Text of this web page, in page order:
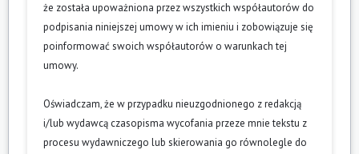
że została upoważniona przez wszystkich współautorów do
podpisania niniejszej umowy w ich imieniu i zobowiązuje się
poinformować swoich współautorów o warunkach tej
umowy.
Oświadczam, że w przypadku nieuzgodnionego z redakcją
i/lub wydawcą czasopisma wycofania przeze mnie tekstu z
procesu wydawniczego lub skierowania go równolegle do